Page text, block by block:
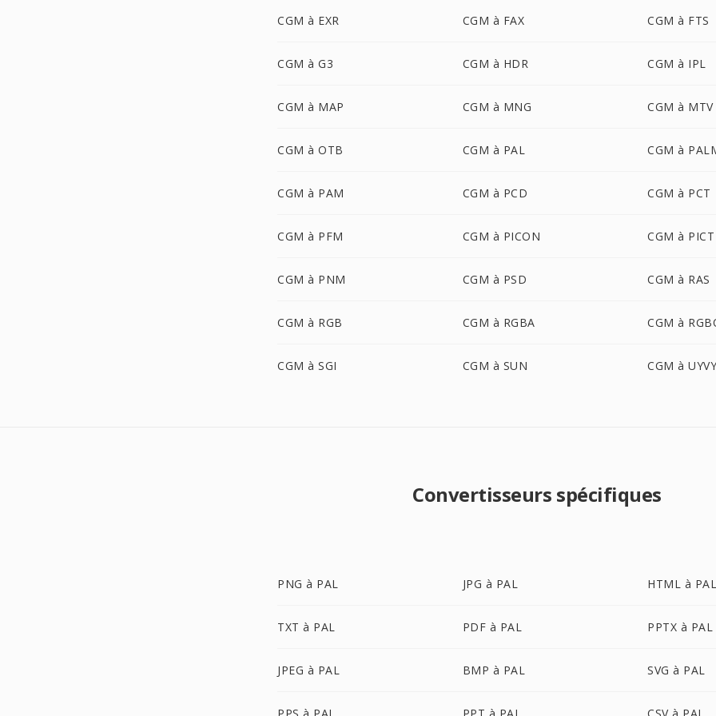
CGM à EXR CGM à FAX CGM à FTS
CGM à G3 CGM à HDR CGM à IPL
CGM à MAP CGM à MNG CGM à MTV
CGM à OTB CGM à PAL CGM à
CGM à PAM CGM à PCD CGM à PCT
CGM à PFM CGM à PICON CGM à PICT
CGM à PNM CGM à PSD CGM à RAS
CGM à RGB CGM à RGBA CGM à
CGM à SGI CGM à SUN CGM à
Convertisseurs spécifiques
PNG à PAL JPG à PAL HTML à
TXT à PAL PDF à PAL PPTX à PAL
JPEG à PAL BMP à PAL SVG à PAL